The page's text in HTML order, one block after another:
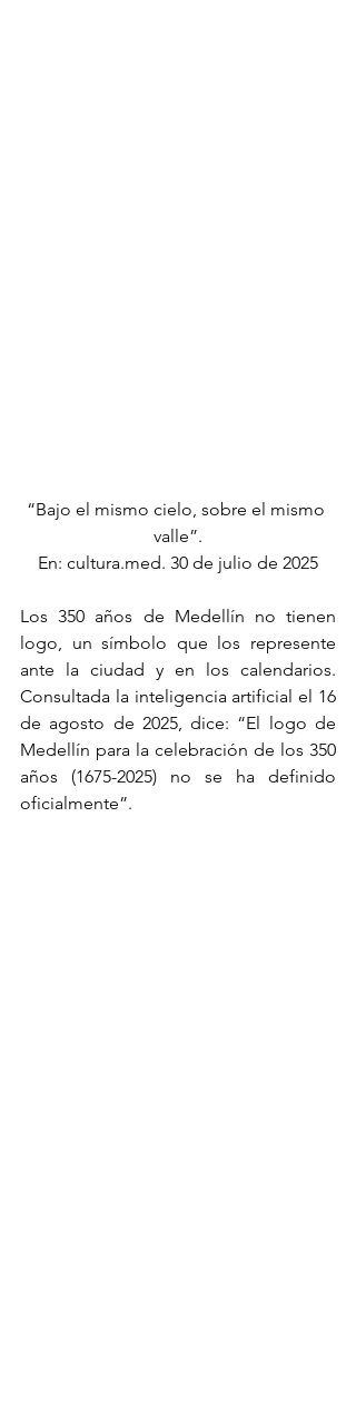
“Bajo el mismo cielo, sobre el mismo
valle”.
En: cultura.med. 30 de julio de 2025
Los 350 años de Medellín no tienen
logo, un símbolo que los represente
ante la ciudad y en los calendarios.
Consultada la inteligencia artificial el 16
de agosto de 2025, dice: “El logo de
Medellín para la celebración de los 350
años (1675-2025) no se ha definido
oficialmente”.